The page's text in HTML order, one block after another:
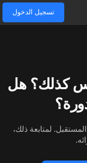
تسجيل الدخول
كذلك؟ هل
لمتابعة ذلك،